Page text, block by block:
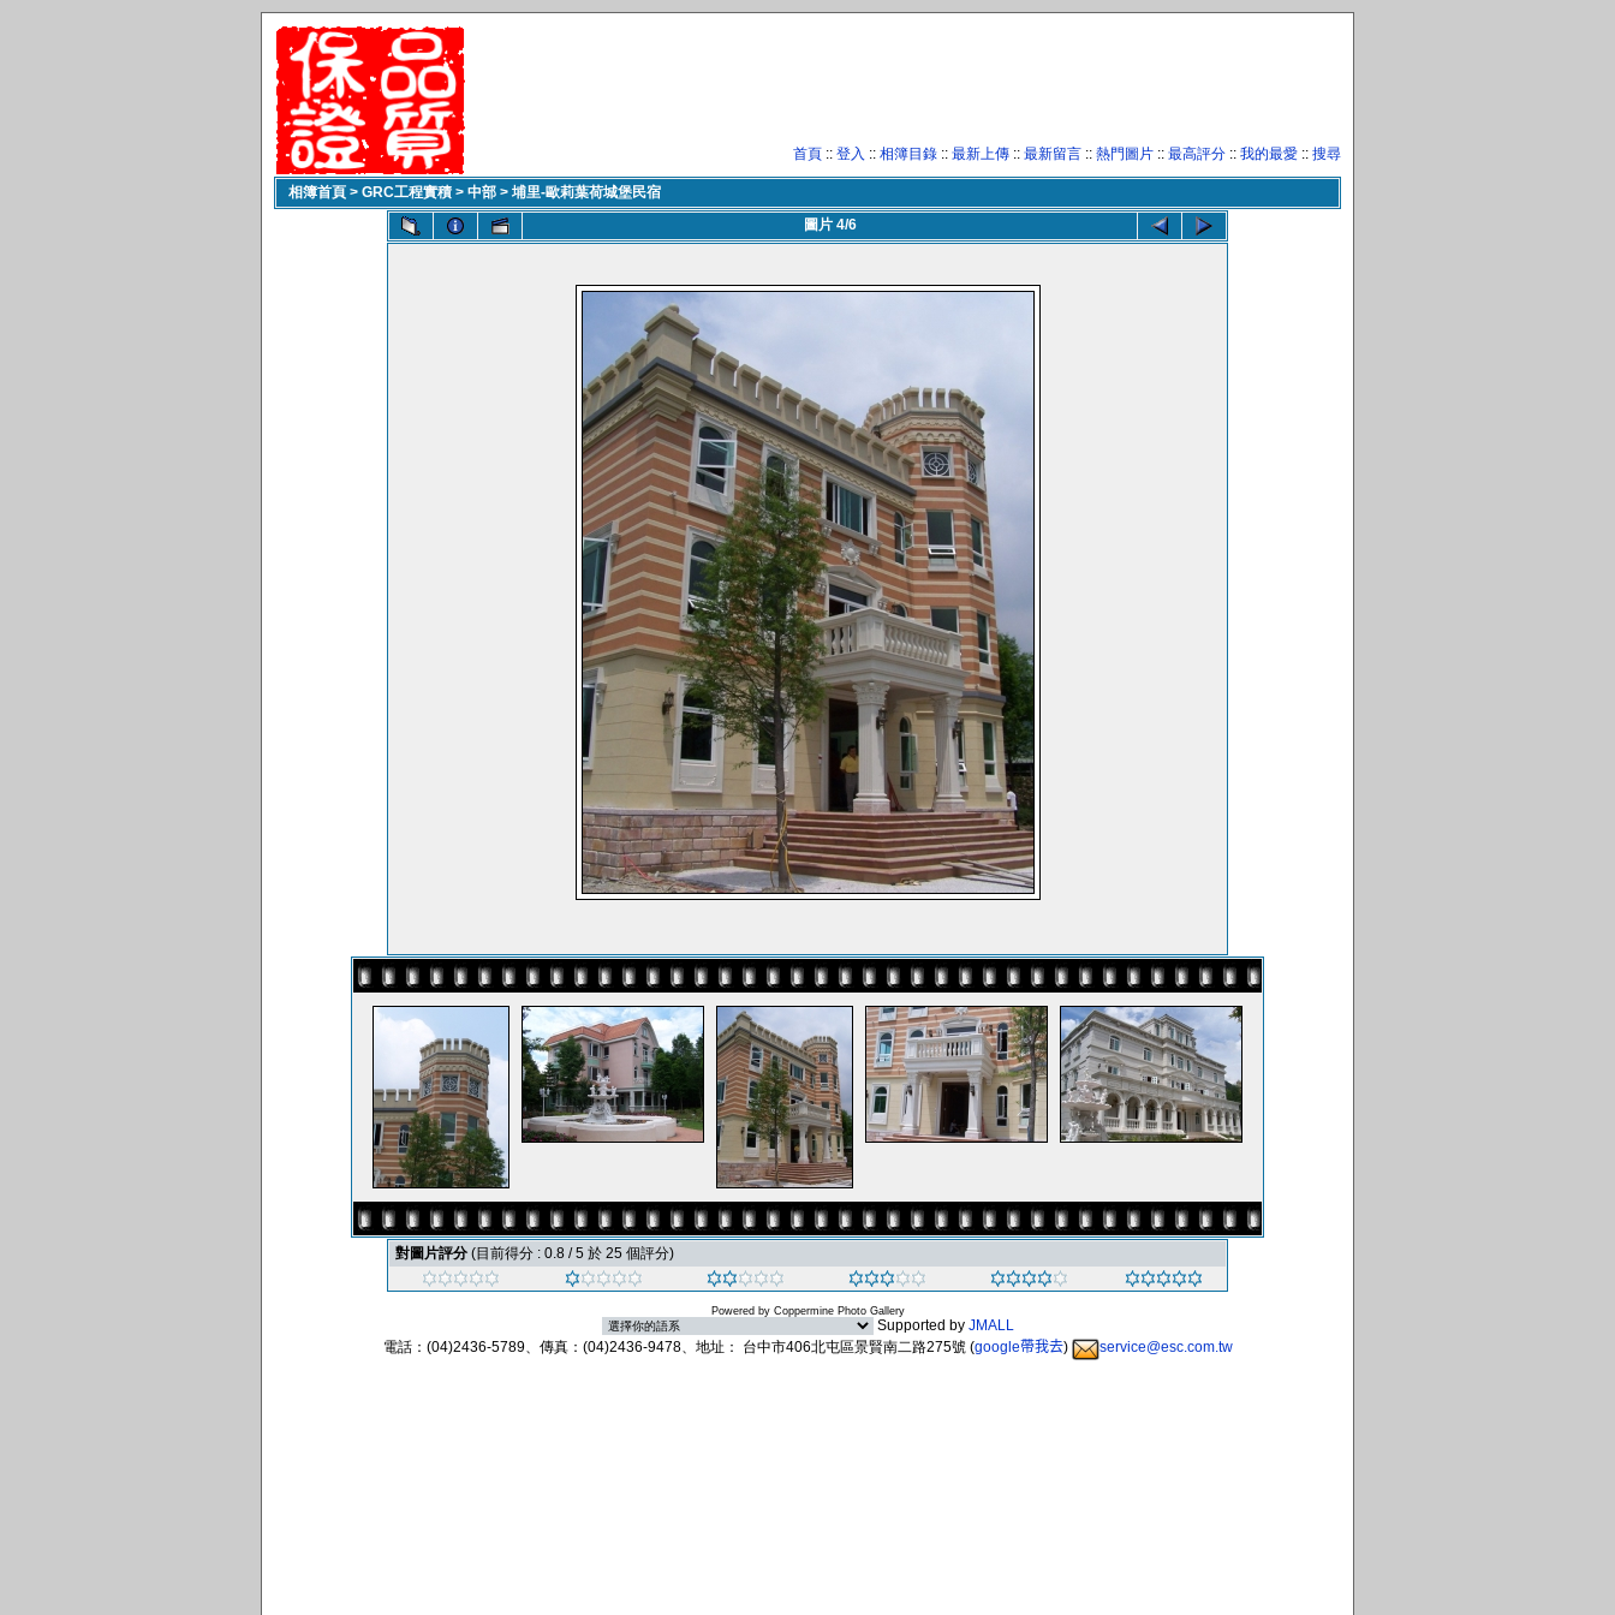
首頁 :: 登入 :: 相簿目錄 :: 最新上傳 :: 最新留言 :: 熱門圖片 :: 最高評分 :: 我的最愛 :: 搜尋
相簿首頁 > GRC工程實積 > 中部 > 埔里-歐莉葉荷城堡民宿
圖片 4/6
對圖片評分 (目前得分 : 0.8 / 5 於 25 個評分)
Powered by Coppermine Photo Gallery
Supported by JMALL
電話：(04)2436-5789、傳真：(04)2436-9478、地址： 台中市406北屯區景賢南二路275號(google帶我去) service@esc.com.tw